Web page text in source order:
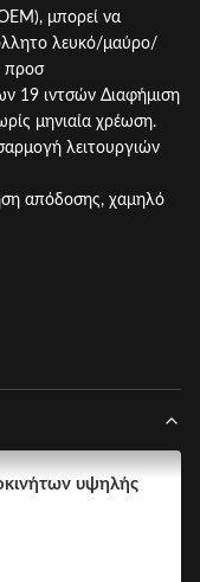
μπορεί να
λευκό/μαύρο/
προσ
19 ιντσών Διαφήμιση
μηνιαία χρέωση.
λειτουργιών
απόδοσης, χαμηλό
υψηλής